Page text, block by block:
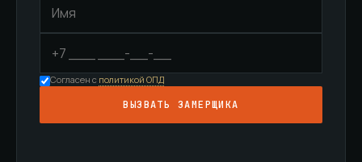
Согласен с политикой ОПД
ВЫЗВАТЬ ЗАМЕРЩИКА